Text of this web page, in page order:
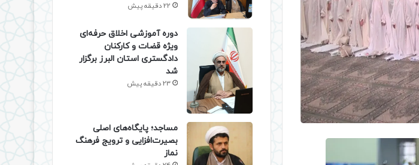
22 دقیقه پیش
دوره آموزشی اخلاق حرفه‌ای
ویژه قضات و کارکنان
دادگستری استان البرز برگزار
شد
23 دقیقه پیش
​مساجد؛ پایگاه‌های اصلی
بصیرت‌افزایی و ترویج فرهنگ
نماز